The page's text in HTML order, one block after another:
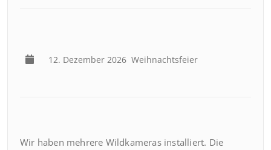
12. Dezember 2026 Weihnachtsfeier
Wir haben mehrere Wildkameras installiert. Die